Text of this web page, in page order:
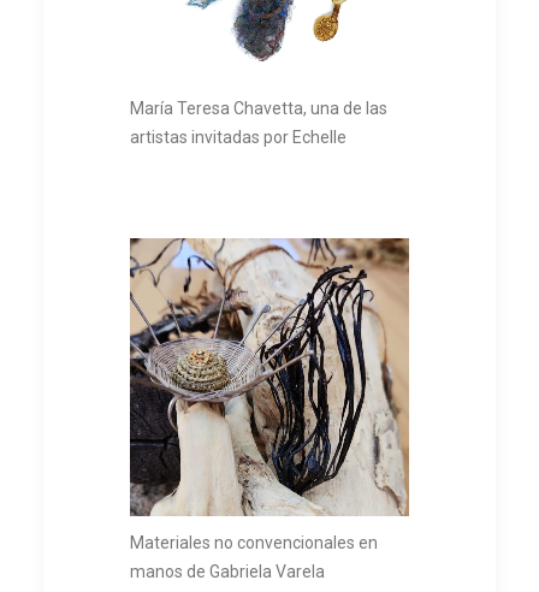
María Teresa Chavetta, una de las
artistas invitadas por Echelle
Materiales no convencionales en
manos de Gabriela Varela